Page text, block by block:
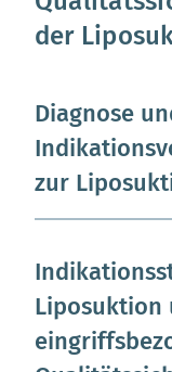
der
Diagnose
zur
Liposuktion